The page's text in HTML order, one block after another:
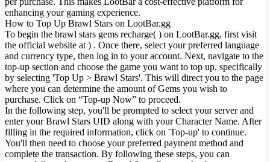
enhancing your gaming experience.
How to Top Up Brawl Stars on LootBar.gg
To begin the brawl stars gems recharge( ) on LootBar.gg, first visit
the official website at ) . Once there, select your preferred language
and currency type, then log in to your account. Next, navigate to the
top-up section and choose the game you want to top up, specifically
by selecting 'Top Up > Brawl Stars'. This will direct you to the page
where you can determine the amount of Gems you wish to
purchase. Click on “Top-up Now” to proceed.
In the following step, you'll be prompted to select your server and
enter your Brawl Stars UID along with your Character Name. After
filling in the required information, click on 'Top-up' to continue.
You'll then need to choose your preferred payment method and
complete the transaction. By following these steps, you can